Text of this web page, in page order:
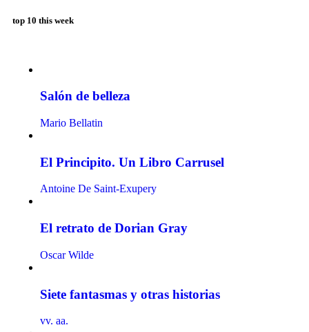
top 10 this week
Salón de belleza
Mario Bellatin
El Principito. Un Libro Carrusel
Antoine De Saint-Exupery
El retrato de Dorian Gray
Oscar Wilde
Siete fantasmas y otras historias
vv. aa.